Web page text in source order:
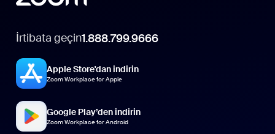
İrtibata geçin1.888.799.9666
Apple Store'dan indirin
Zoom Workplace for Apple
Google Play’den indirin
Zoom Workplace for Android